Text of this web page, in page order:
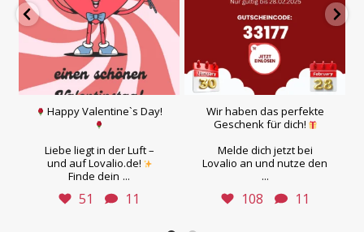
Happy Valentine`s Day!
Liebe liegt in der Luft –
und auf Lovalio.de!
Finde dein ...
51 11
Wir haben das perfekte
Geschenk für dich!
Melde dich jetzt bei
Lovalio an und nutze den
...
108 11